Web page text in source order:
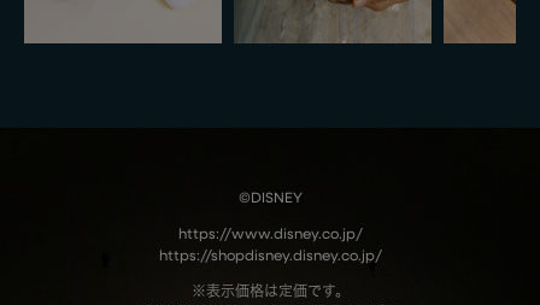
©DISNEY
https://www.disney.co.jp/
https://shopdisney.disney.co.jp/
※表示価格は定価です。